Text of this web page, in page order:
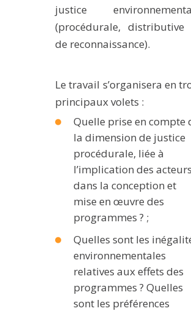
justice
(procédurale, distributive
de reconnaissance).
Le travail s’organisera en
principaux volets :
Quelle prise en compte
la dimension de justice
procédurale, liée à
l’implication des acteurs
dans la conception et
mise en œuvre des
programmes ? ;
Quelles sont les
environnementales
relatives aux effets des
programmes ? Quelles
sont les préférences